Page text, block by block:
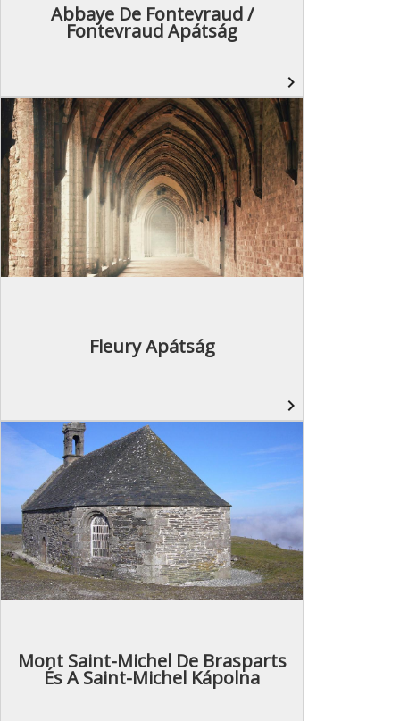
Abbaye De Fontevraud /
Fontevraud Apátság
navigate_next
Fleury Apátság
navigate_next
Mont Saint-Michel De Brasparts
És A Saint-Michel Kápolna